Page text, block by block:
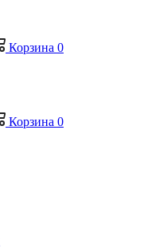
Корзина 0
Корзина 0